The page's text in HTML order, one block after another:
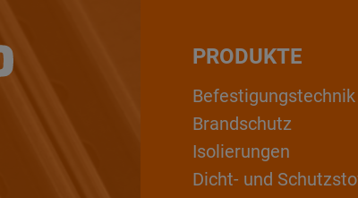
PRODUKTE
Befestigungstechnik
Brandschutz
Isolierungen
Dicht- und